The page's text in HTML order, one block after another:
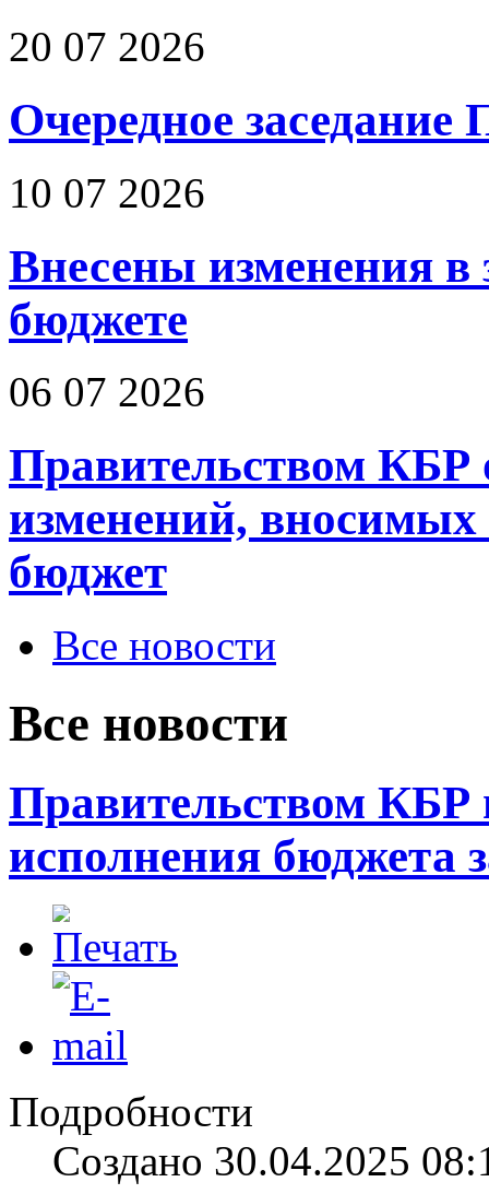
20 07 2026
Очередное
10 07 2026
Внесены изменения в
бюджете
06 07 2026
Правительством КБР
изменений, вносимых
бюджет
Все новости
Все новости
Правительством КБР
исполнения бюджета
Подробности
Создано 30.04.2025